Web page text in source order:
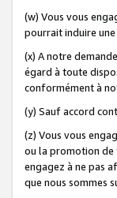
(w) Vous vous
pourrait induire
(x) A notre
égard à toute
conformément à
(y) Sauf accord
(z) Vous vous
ou la promotion de
engagez à ne pas
que nous sommes